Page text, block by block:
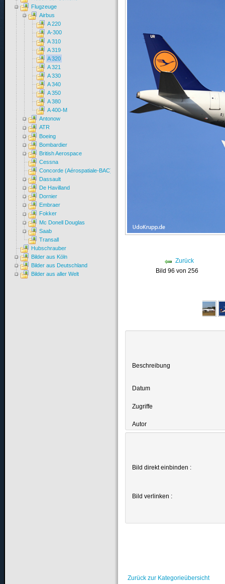
Zurück
Bild 96 von 256
Beschreibung
Datum
Zugriffe
Autor
Bild direkt einbinden :
Bild verlinken :
Zurück zur Kategorieübersicht
Flugzeuge
Airbus
A 220
A-300
A 310
A 319
A 320
A 321
A 330
A 340
A 350
A 380
A 400-M
Antonow
ATR
Boeing
Bombardier
British Aerospace
Cessna
Concorde (Aérospatiale-BAC)
Dassault
De Havilland
Dornier
Embraer
Fokker
Mc Donell Douglas
Saab
Transall
Hubschrauber
Bilder aus Köln
Bilder aus Deutschland
Bilder aus aller Welt